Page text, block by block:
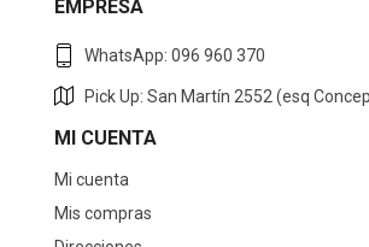
EMPRESA
WhatsApp: 096 960 370
Pick Up: San Martín 2552 (esq
MI CUENTA
Mi cuenta
Mis compras